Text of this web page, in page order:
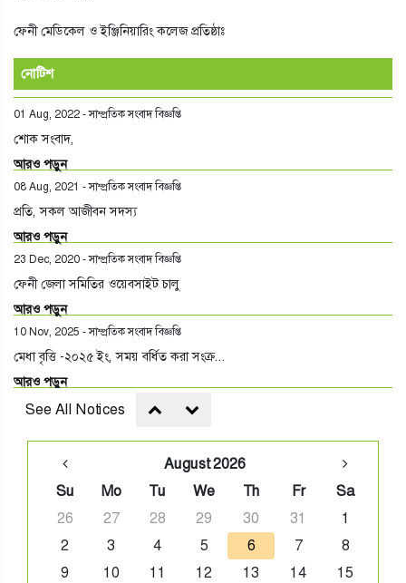
ফেনী মেডিকেল ও ইঞ্জিনিয়ারিং কলেজ প্রতিষ্ঠাঃ
নোটিশ
01 Aug, 2022-সাম্প্রতিক সংবাদ বিজ্ঞপ্তি
শোক সংবাদ,
আরও পড়ুন
08 Aug, 2021 -সাম্প্রতিক সংবাদ বিজ্ঞপ্তি
প্রতি, সকল আজীবন সদস্য
আরও পড়ুন
23 Dec, 2020-সাম্প্রতিক সংবাদ বিজ্ঞপ্তি
ফেনী জেলা সমিতির ওয়েবসাইট চালু
আরও পড়ুন
10 Nov, 2025 -সাম্প্রতিক সংবাদ বিজ্ঞপ্তি
মেধা বৃত্তি -২০২৫ ইং, সময় বর্ধিত করা সংক্র...
আরও পড়ুন
See All Notices
August 2026
Su
Mo Tu We Th Fr
Sa
26
27 28 29 30 31
1
2
3 4 5 6 7
8
9
10 11 12 13 14
15